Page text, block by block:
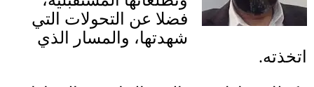
فضلا عن التحولات التي
شهدتها، والمسار الذي
اتخذته.